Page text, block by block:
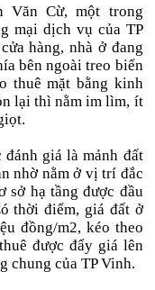
Văn Cừ, một trong
mại dịch vụ của TP
hàng, nhà ở đang
bên ngoài treo biển
thuê mặt bằng kinh
lại thì nằm im lìm, ít
giá là mảnh đất
nhờ nằm ở vị trí đắc
sở hạ tầng được đầu
thời điểm, giá đất ở
đồng/m2, kéo theo
được đẩy giá lên
chung của TP Vinh.